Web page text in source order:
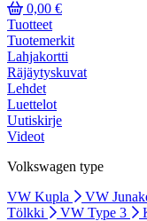
0,00 €
Tuotteet
Tuotemerkit
Lahjakortti
Räjäytyskuvat
Lehdet
Luettelot
Uutiskirje
Videot
Volkswagen type
VW Kupla
VW
Tölkki
VW Type 3